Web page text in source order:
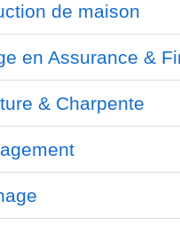
de maison
en Assurance &
& Charpente